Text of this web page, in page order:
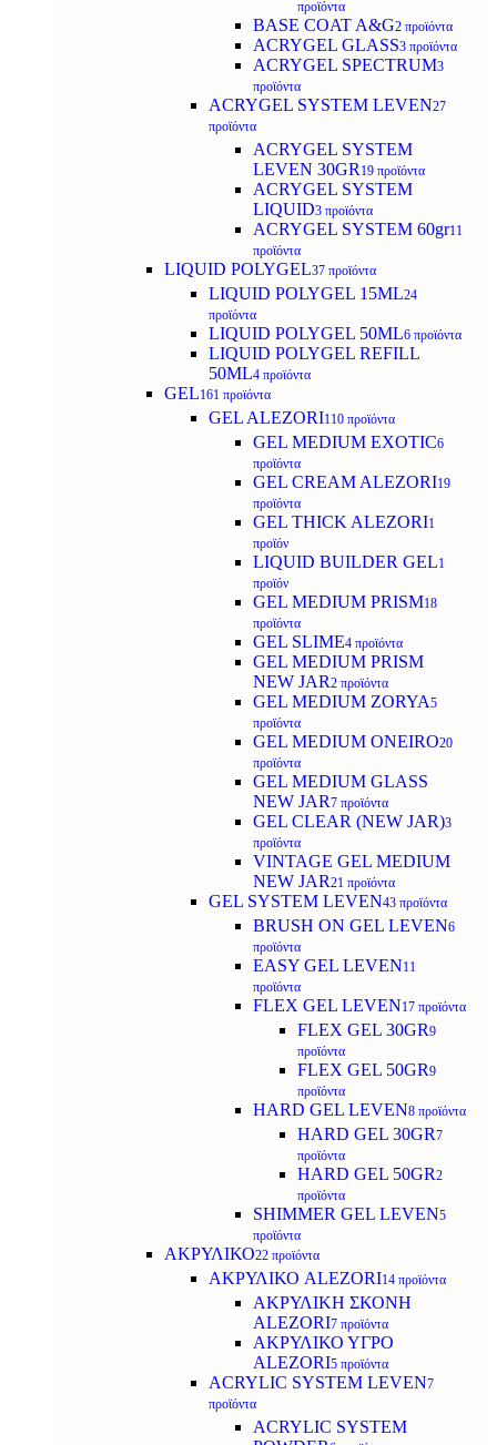
προϊόντα
BASE COAT A&G2 προϊόντα
ACRYGEL GLASS3 προϊόντα
ACRYGEL SPECTRUM3
προϊόντα
ACRYGEL SYSTEM LEVEN27
προϊόντα
ACRYGEL SYSTEM
LEVEN 30GR 19 προϊόντα
ACRYGEL SYSTEM
LIQUID3 προϊόντα
ACRYGEL SYSTEM 60gr11
προϊόντα
LIQUID POLYGEL37 προϊόντα
LIQUID POLYGEL 15ML24
προϊόντα
LIQUID POLYGEL 50ML6 προϊόντα
LIQUID POLYGEL REFILL
50ML4 προϊόντα
GEL161 προϊόντα
GEL ALEZORI110 προϊόντα
GEL MEDIUM EXOTIC6
προϊόντα
GEL CREAM ALEZORI19
προϊόντα
GEL THICK ALEZORI1
προϊόν
LIQUID BUILDER GEL1
προϊόν
GEL MEDIUM PRISM18
προϊόντα
GEL SLIME4 προϊόντα
GEL MEDIUM PRISM
NEW JAR2 προϊόντα
GEL MEDIUM ZORYA5
προϊόντα
GEL MEDIUM ONEIRO20
προϊόντα
GEL MEDIUM GLASS
NEW JAR7 προϊόντα
GEL CLEAR (NEW JAR)3
προϊόντα
VINTAGE GEL MEDIUM
NEW JAR21 προϊόντα
GEL SYSTEM LEVEN43 προϊόντα
BRUSH ON GEL LEVEN6
προϊόντα
EASY GEL LEVEN11
προϊόντα
FLEX GEL LEVEN17 προϊόντα
FLEX GEL 30GR9
προϊόντα
FLEX GEL 50GR9
προϊόντα
HARD GEL LEVEN8 προϊόντα
HARD GEL 30GR7
προϊόντα
HARD GEL 50GR2
προϊόντα
SHIMMER GEL LEVEN5
προϊόντα
ΑΚΡΥΛΙΚΟ22 προϊόντα
ΑΚΡΥΛΙΚΟ ALEZORI14 προϊόντα
ΑΚΡΥΛΙΚΗ ΣΚΟΝΗ
ALEZORI7 προϊόντα
ΑΚΡΥΛΙΚΟ ΥΓΡΟ
ALEZORI5 προϊόντα
ACRYLIC SYSTEM LEVEN7
προϊόντα
ACRYLIC SYSTEM